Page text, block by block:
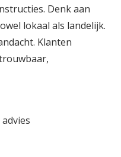
Denk aan
lokaal als landelijk.
Klanten